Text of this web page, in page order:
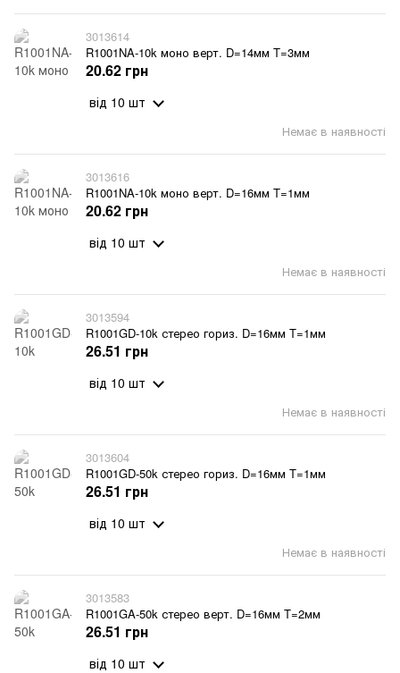
3013614
R1001NA-10k моно верт. D=14мм T=3мм
Немає в наявності
20.62 грн
від 10 шт
3013616
R1001NA-10k моно верт. D=16мм T=1мм
Немає в наявності
20.62 грн
від 10 шт
3013594
R1001GD-10k стерео гориз. D=16мм T=1мм
Немає в наявності
26.51 грн
від 10 шт
3013604
R1001GD-50k стерео гориз. D=16мм T=1мм
Немає в наявності
26.51 грн
від 10 шт
3013583
R1001GA-50k стерео верт. D=16мм T=2мм
26.51 грн
від 10 шт